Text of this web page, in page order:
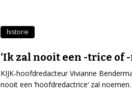
historie
‘Ik zal nooit een -trice of -
KIJK-hoofdredacteur Vivianne
nooit een ‘hoofdredactrice’ zal noemen.